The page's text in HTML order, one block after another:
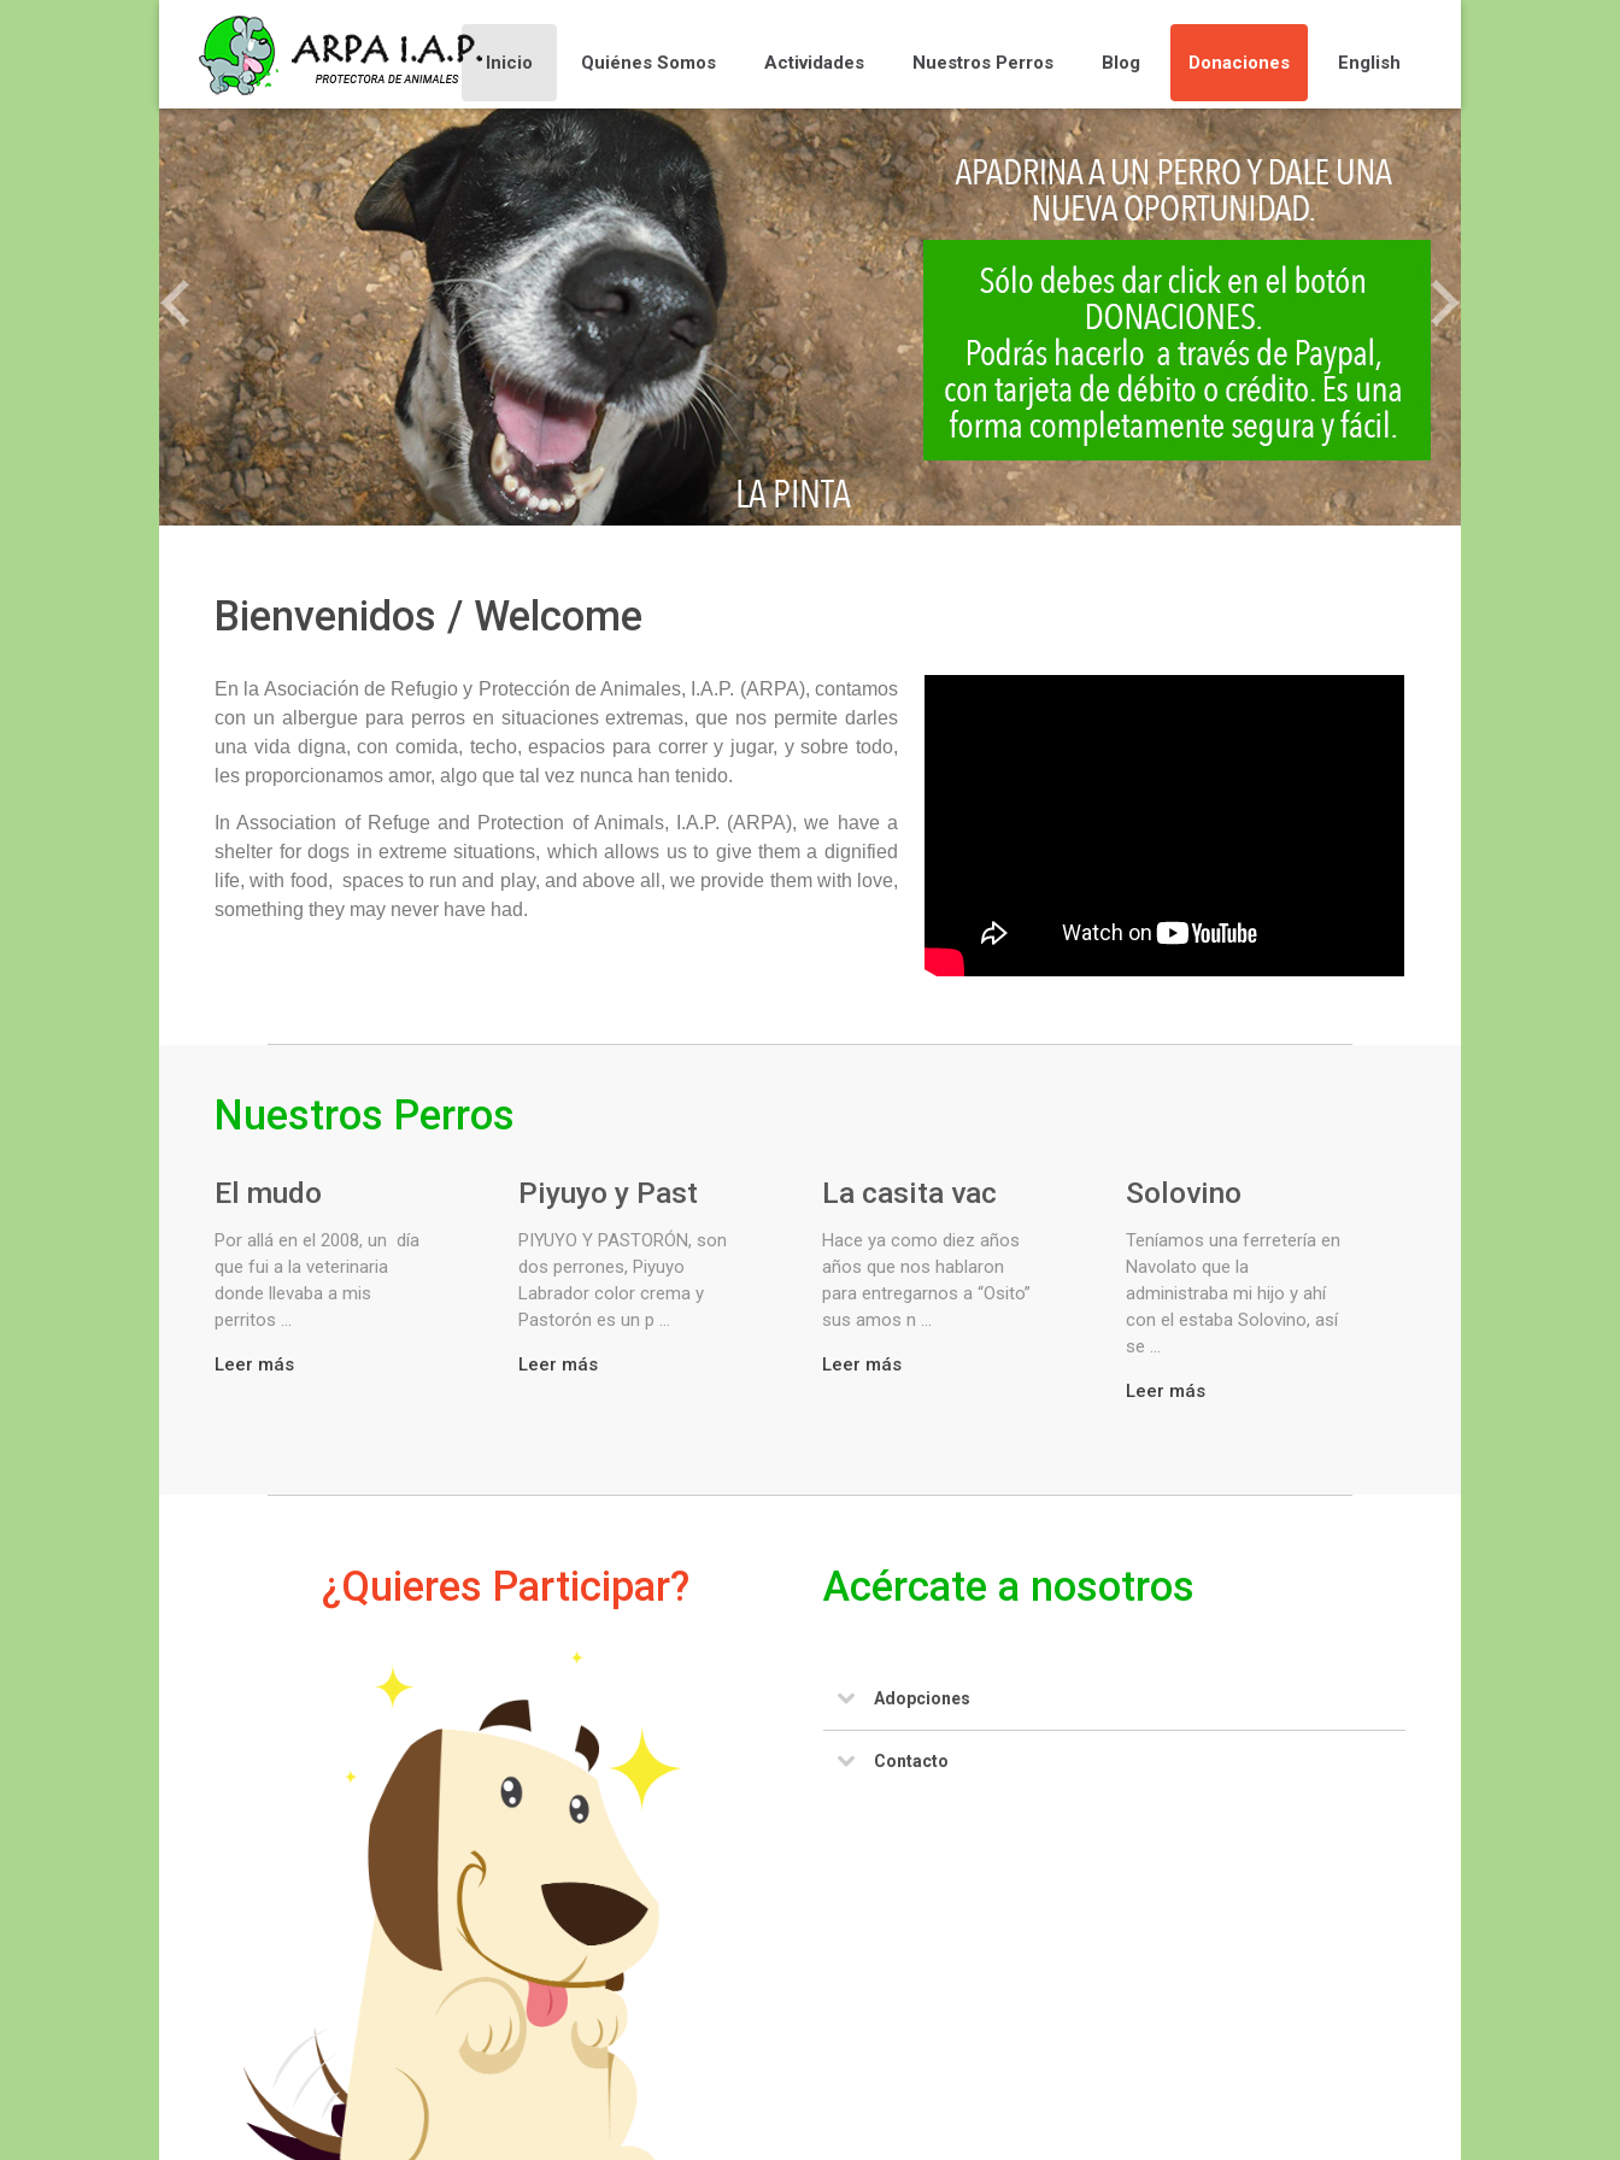
Inicio Quiénes Somos Actividades Nuestros Perros Blog Donaciones English
Bienvenidos / Welcome
En la Asociación de Refugio y Protección de Animales, I.A.P. (ARPA), contamos
con un albergue para perros en situaciones extremas, que nos permite darles
una vida digna, con comida, techo, espacios para correr y jugar, y sobre todo,
les proporcionamos amor, algo que tal vez nunca han tenido.
In Association of Refuge and Protection of Animals, I.A.P. (ARPA), we have a
shelter for dogs in extreme situations, which allows us to give them a dignified
life, with food, spaces to run and play, and above all, we provide them with love,
something they may never have had.
Nuestros Perros
El mudo
Por allá en el 2008, un día
que fui a la veterinaria
donde llevaba a mis
perritos ...
Leer más
Piyuyo y Past
PIYUYO Y PASTORÓN, son
dos perrones, Piyuyo
Labrador color crema y
Pastorón es un p ...
Leer más
La casita vac
Hace ya como diez años
años que nos hablaron
para entregarnos a “Osito”
sus amos n ...
Leer más
Solovino
Teníamos una ferretería en
Navolato que la
administraba mi hijo y ahí
con el estaba Solovino, así
se ...
Leer más
¿Quieres Participar? Acércate a nosotros
Adopciones
Contacto